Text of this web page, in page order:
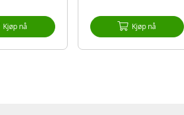
Kjøp nå Kjøp nå